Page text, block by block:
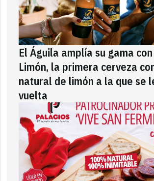
El Águila amplía su gama
Limón, la primera cerveza
natural de limón a la que se
vuelta